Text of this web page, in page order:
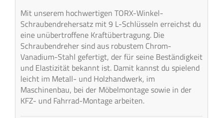
Mit unserem hochwertigen TORX-Winkel-
Schraubendrehersatz mit 9 L-Schlüsseln erreichst du
eine unübertroffene Kraftübertragung. Die
Schraubendreher sind aus robustem Chrom-
Vanadium-Stahl gefertigt, der für seine Beständigkeit
und Elastizität bekannt ist. Damit kannst du spielend
leicht im Metall- und Holzhandwerk, im
Maschinenbau, bei der Möbelmontage sowie in der
KFZ- und Fahrrad-Montage arbeiten.